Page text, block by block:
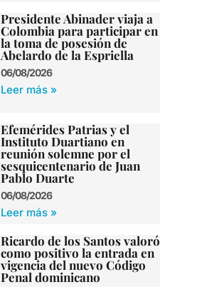
Presidente Abinader viaja a
Colombia para participar en
la toma de posesión de
Abelardo de la Espriella
06/08/2026
Leer más »
Efemérides Patrias y el
Instituto Duartiano en
reunión solemne por el
sesquicentenario de Juan
Pablo Duarte
06/08/2026
Leer más »
Ricardo de los Santos valoró
como positivo la entrada en
vigencia del nuevo Código
Penal dominicano